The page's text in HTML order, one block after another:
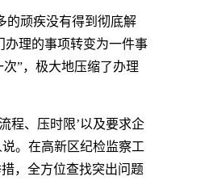
的顽疾没有得到彻底解
办理的事项转变为一件事
”，极大地压缩了办理
程、压时限’以及要求企
。在高新区纪检监察工
，全方位查找突出问题